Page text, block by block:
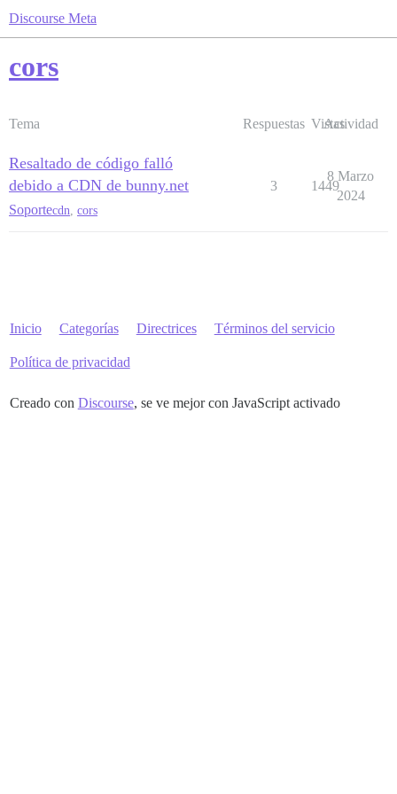
Discourse Meta
cors
Tema Respuestas Vistas
Actividad
Resaltado de código falló
debido a CDN de bunny.net
Soportecdn cors
3 1449
8 Marzo
2024
Inicio Categorías Directrices Términos del servicio
Política de privacidad
Creado con Discourse, se ve mejor con JavaScript activado